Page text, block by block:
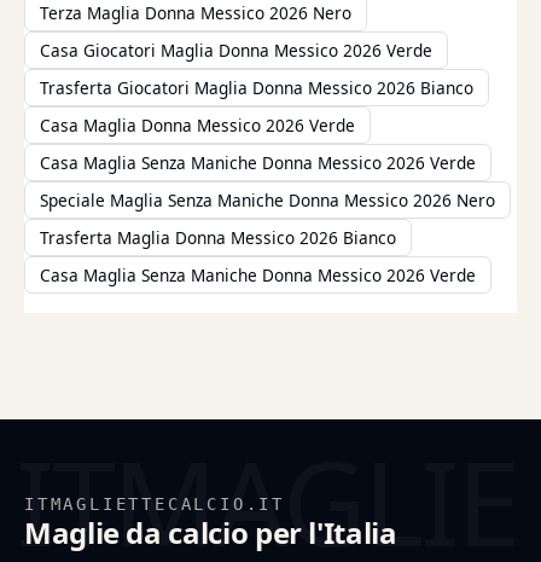
Terza Maglia Donna Messico 2026 Nero
Casa Giocatori Maglia Donna Messico 2026 Verde
Trasferta Giocatori Maglia Donna Messico 2026 Bianco
Casa Maglia Donna Messico 2026 Verde
Casa Maglia Senza Maniche Donna Messico 2026 Verde
Speciale Maglia Senza Maniche Donna Messico 2026 Nero
Trasferta Maglia Donna Messico 2026 Bianco
Casa Maglia Senza Maniche Donna Messico 2026 Verde
ITMAGLIETTECALCIO.IT
Maglie da calcio per l'Italia